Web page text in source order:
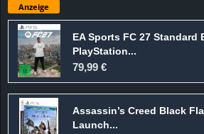
Anzeige
EA Sports FC 27 Standard
PlayStation...
79,99 €
Assassin’s Creed Black
Launch...